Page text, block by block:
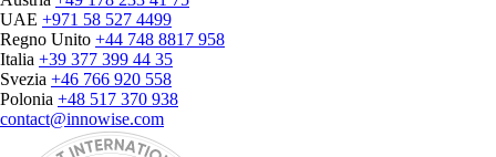
UAE +971 58 527 4499
Regno Unito +44 748 8817 958
Italia +39 377 399 44 35
Svezia +46 766 920 558
Polonia +48 517 370 938
contact@innowise.com